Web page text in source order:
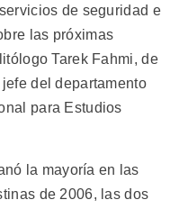
de seguridad e
las próximas
Tarek Fahmi, de
del departamento
para Estudios
la mayoría en las
de 2006, las dos